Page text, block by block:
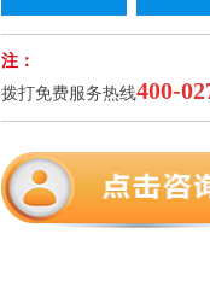
注：
拨打免费服务热线400-